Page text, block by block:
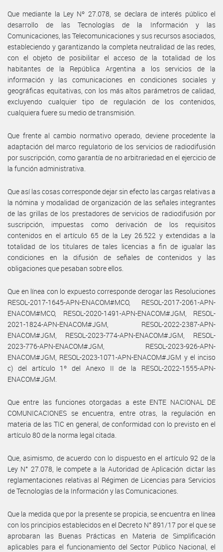
Que mediante la Ley Nº 27.078, se declara de interés público el
desarrollo de las Tecnologías de la Información y las
Comunicaciones, las Telecomunicaciones y sus recursos asociados,
estableciendo y garantizando la completa neutralidad de las redes,
con el objeto de posibilitar el acceso de la totalidad de los
habitantes de la República Argentina a los servicios de la
información y las comunicaciones en condiciones sociales y
geográficas equitativas, con los más altos parámetros de calidad,
excluyendo cualquier tipo de regulación de los contenidos,
cualquiera fuere su medio de transmisión.
Que frente al cambio normativo operado, deviene procedente la
adaptación del marco regulatorio de los servicios de radiodifusión
por suscripción, como garantía de no arbitrariedad en el ejercicio de
la función administrativa.
Que así las cosas corresponde dejar sin efecto las cargas relativas a
la nómina y modalidad de organización de las señales integrantes
de las grillas de los prestadores de servicios de radiodifusión por
suscripción, impuestas como derivación de los requisitos
contenidos en el artículo 65 de la Ley 26.522 y extendidas a la
totalidad de los titulares de tales licencias a fin de igualar las
condiciones en la difusión de señales de contenidos y las
obligaciones que pesaban sobre ellos.
Que en línea con lo expuesto corresponde derogar las Resoluciones
RESOL-2017-1645-APN-ENACOM#MCO, RESOL-2017-2061-APN-
ENACOM#MCO, RESOL-2020-1491-APN-ENACOM#JGM, RESOL-
2021-1824-APN-ENACOM#JGM, RESOL-2022-2387-APN-
ENACOM#JGM, RESOL-2023-774-APN-ENACOM#JGM, RESOL-
2023-776-APN-ENACOM#JGM, RESOL-2023-926-APN-
ENACOM#JGM, RESOL-2023-1071-APN-ENACOM#JGM y el inciso
c) del artículo 1º del Anexo II de la RESOL-2022-1555-APN-
ENACOM#JGM.
Que entre las funciones otorgadas a este ENTE NACIONAL DE
COMUNICACIONES se encuentra, entre otras, la regulación en
materia de las TIC en general, de conformidad con lo previsto en el
artículo 80 de la norma legal citada.
Que, asimismo, de acuerdo con lo dispuesto en el artículo 92 de la
Ley N° 27.078, le compete a la Autoridad de Aplicación dictar las
reglamentaciones relativas al Régimen de Licencias para Servicios
de Tecnologías de la Información y las Comunicaciones.
Que la medida que por la presente se propicia, se encuentra en línea
con los principios establecidos en el Decreto N° 891/17 por el que se
aprobaran las Buenas Prácticas en Materia de Simplificación
aplicables para el funcionamiento del Sector Público Nacional, el